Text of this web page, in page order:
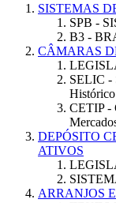
SISTEMAS
SPB -
B3 -
CÂMARAS
SELIC -
Histórico
CETIP -
DEPÓSITO
ATIVOS
ARRANJOS